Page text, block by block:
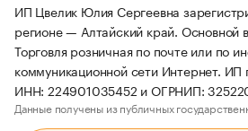
ИП Цвелик Юлия Сергеевна
регионе — Алтайский край. Основной
Торговля розничная по почте или по
коммуникационной сети Интернет. ИП
ИНН: 224901035452 и ОГРНИП:
Данные получены из публичных